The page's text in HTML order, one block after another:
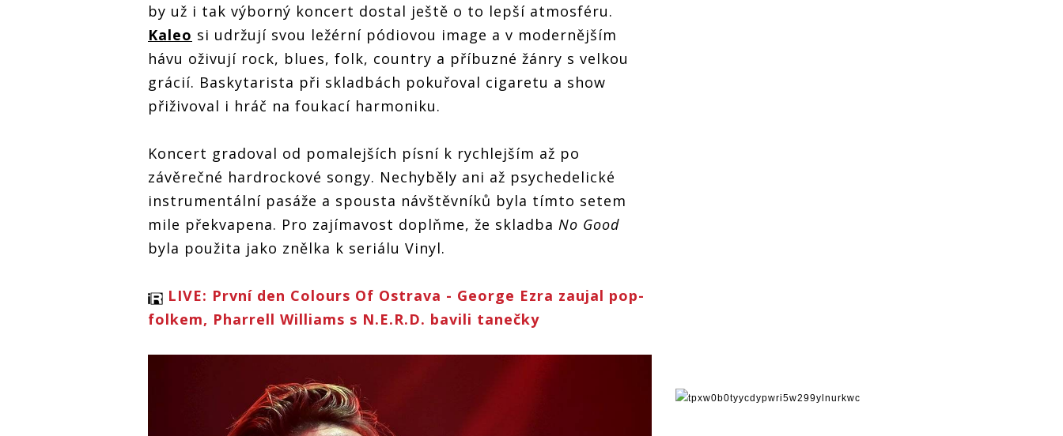
by už i tak výborný koncert dostal ještě o to lepší atmosféru.
Kaleo si udržují svou ležérní pódiovou image a v modernějším
hávu oživují rock, blues, folk, country a příbuzné žánry s velkou
grácií. Baskytarista při skladbách pokuřoval cigaretu a show
přiživoval i hráč na foukací harmoniku.
Koncert gradoval od pomalejších písní k rychlejším až po
závěrečné hardrockové songy. Nechyběly ani až psychedelické
instrumentální pasáže a spousta návštěvníků byla tímto setem
mile překvapena. Pro zajímavost doplňme, že skladba No Good
byla použita jako znělka k seriálu Vinyl.
LIVE: První den Colours Of Ostrava - George Ezra zaujal pop-
folkem, Pharrell Williams s N.E.R.D. bavili tanečky